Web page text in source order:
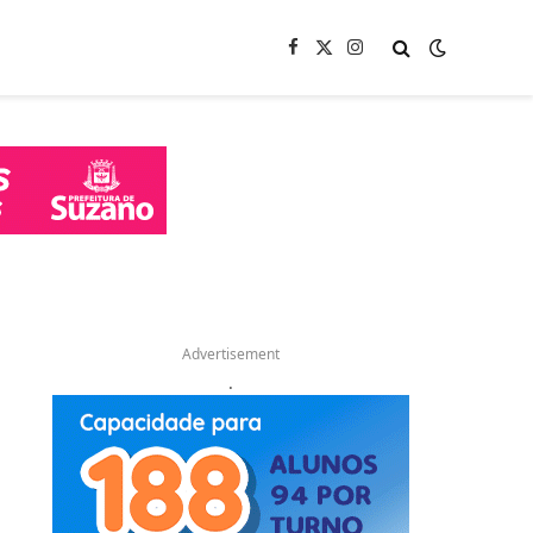
Facebook
X
Instagram
Advertisement
.